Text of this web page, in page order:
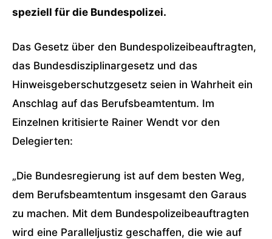
speziell für die Bundespolizei.
Das Gesetz über den Bundespolizeibeauftragten,
das Bundesdisziplinargesetz und das
Hinweisgeberschutzgesetz seien in Wahrheit ein
Anschlag auf das Berufsbeamtentum. Im
Einzelnen kritisierte Rainer Wendt vor den
Delegierten:
„Die Bundesregierung ist auf dem besten Weg,
dem Berufsbeamtentum insgesamt den Garaus
zu machen. Mit dem Bundespolizeibeauftragten
wird eine Paralleljustiz geschaffen, die wie auf